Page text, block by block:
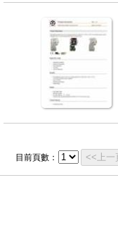
目前頁數： <<上一